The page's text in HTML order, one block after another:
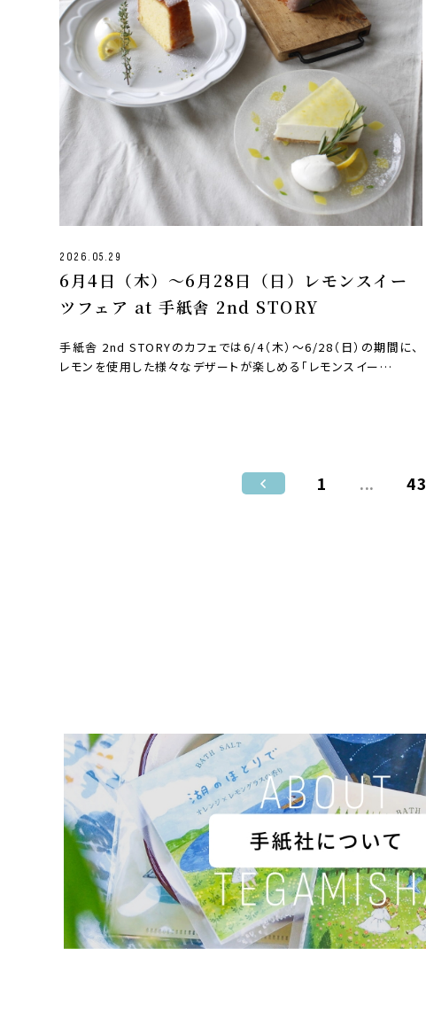
2026.05.29
6月4日（木）〜6月28日（日）レモンスイー
ツフェア at 手紙舎 2nd STORY
手紙舎 2nd STORYのカフェでは6/4（木）〜6/28（日）の期間に、
レモンを使用した様々なデザートが楽しめる「レモンスイー…
1 ... 43